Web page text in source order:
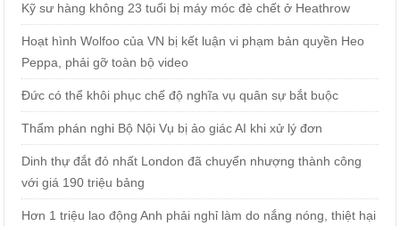
Kỹ sư hàng không 23 tuổi bị máy móc đè chết ở Heathrow
Hoạt hình Wolfoo của VN bị kết luận vi phạm bản quyền Heo
Peppa, phải gỡ toàn bộ video
Đức có thể khôi phục chế độ nghĩa vụ quân sự bắt buộc
Thẩm phán nghi Bộ Nội Vụ bị ảo giác AI khi xử lý đơn
Dinh thự đắt đỏ nhất London đã chuyển nhượng thành công
với giá 190 triệu bảng
Hơn 1 triệu lao động Anh phải nghỉ làm do nắng nóng, thiệt hại